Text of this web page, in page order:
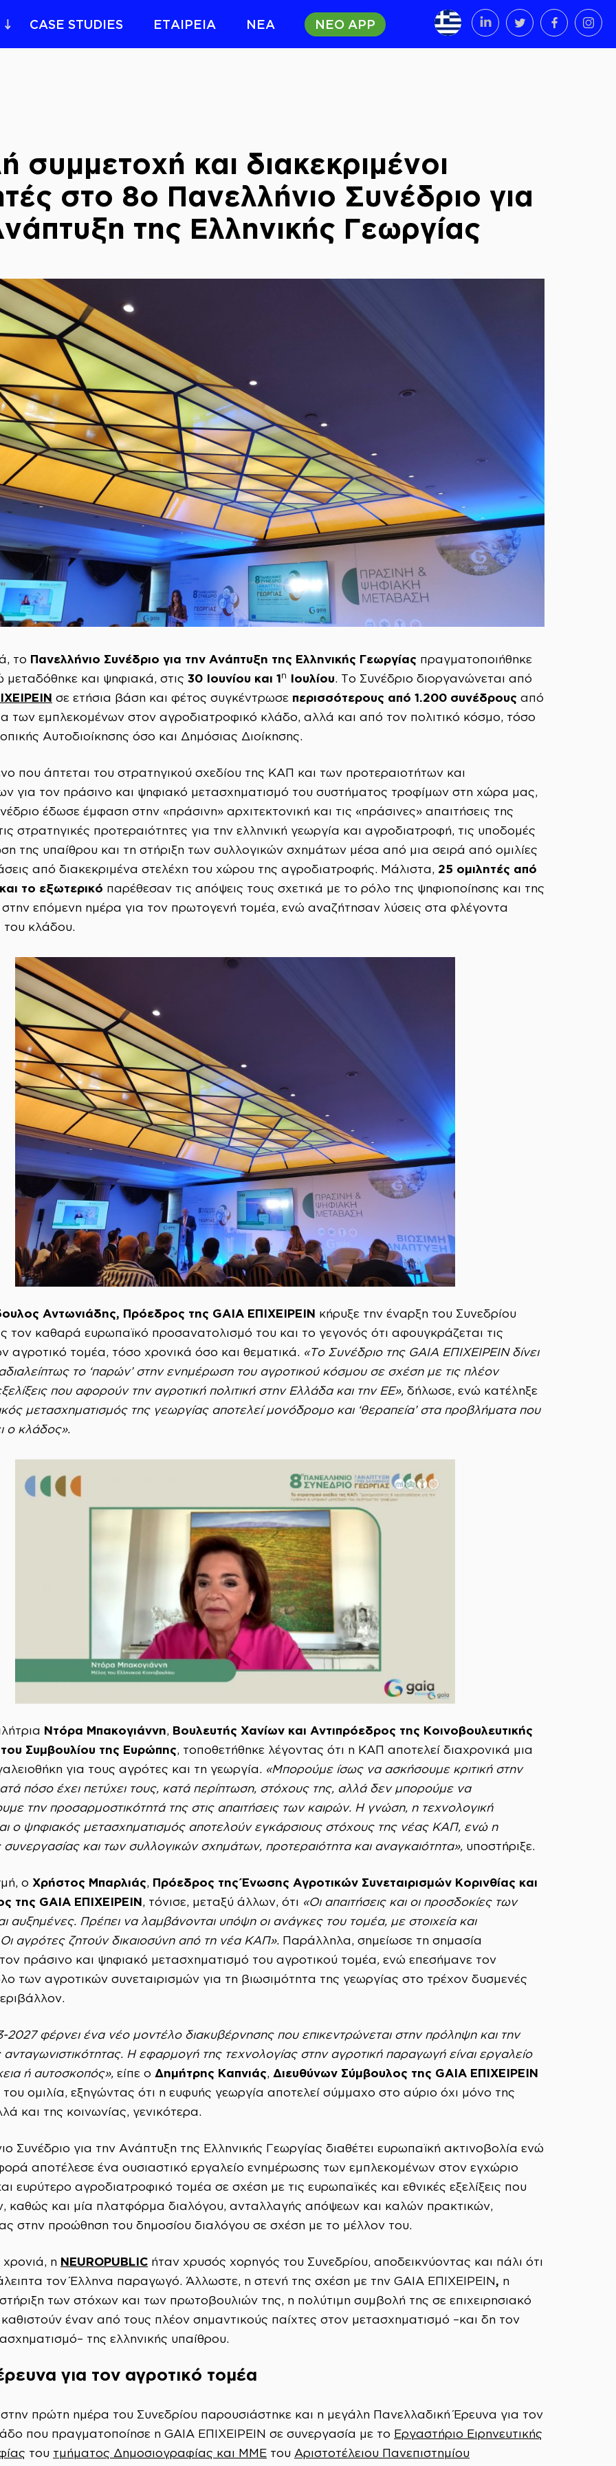
CASE STUDIES ΕΤΑΙΡΕΙΑ ΝΕΑ ΝΕΟ APP
συμμετοχή και διακεκριμένοι
στο 8ο Πανελλήνιο Συνέδριο για
της Ελληνικής Γεωργίας
το Πανελλήνιο Συνέδριο για την Ανάπτυξη της Ελληνικής Γεωργίας πραγματοποιήθηκε
και ψηφιακά, στις 30 Ιουνίου και 1η Ιουλίου. Το Συνέδριο διοργανώνεται από
σε ετήσια βάση και φέτος συγκέντρωσε περισσότερους από 1.200 συνέδρους από
των εμπλεκομένων στον αγροδιατροφικό κλάδο, αλλά και από τον πολιτικό κόσμο, τόσο
Αυτοδιοίκησης όσο και Δημόσιας Διοίκησης.
που άπτεται του στρατηγικού σχεδίου της ΚΑΠ και των προτεραιοτήτων και
για τον πράσινο και ψηφιακό μετασχηματισμό του συστήματος τροφίμων στη χώρα μας,
έδωσε έμφαση στην «πράσινη» αρχιτεκτονική και τις «πράσινες» απαιτήσεις της
στρατηγικές προτεραιότητες για την ελληνική γεωργία και αγροδιατροφή, τις υποδομές
της υπαίθρου και τη στήριξη των συλλογικών σχημάτων μέσα από μια σειρά από ομιλίες
από διακεκριμένα στελέχη του χώρου της αγροδιατροφής. Μάλιστα, 25 ομιλητές από
το εξωτερικό παρέθεσαν τις απόψεις τους σχετικά με το ρόλο της ψηφιοποίησης και της
στην επόμενη ημέρα για τον πρωτογενή τομέα, ενώ αναζήτησαν λύσεις στα φλέγοντα
κλάδου.
Αντωνιάδης, Πρόεδρος της GAIA ΕΠΙΧΕΙΡΕΙΝ κήρυξε την έναρξη του Συνεδρίου
τον καθαρά ευρωπαϊκό προσανατολισμό του και το γεγονός ότι αφουγκράζεται τις
αγροτικό τομέα, τόσο χρονικά όσο και θεματικά. «Το Συνέδριο της GAIA ΕΠΙΧΕΙΡΕΙΝ δίνει
το ‘παρών’ στην ενημέρωση του αγροτικού κόσμου σε σχέση με τις πλέον
που αφορούν την αγροτική πολιτική στην Ελλάδα και την ΕΕ», δήλωσε, ενώ κατέληξε
μετασχηματισμός της γεωργίας αποτελεί μονόδρομο και ‘θεραπεία’ στα προβλήματα που
ο κλάδος».
Ντόρα Μπακογιάννη Βουλευτής Χανίων και Αντιπρόεδρος της Κοινοβουλευτικής
Συμβουλίου της Ευρώπης , τοποθετήθηκε λέγοντας ότι η ΚΑΠ αποτελεί διαχρονικά μια
για τους αγρότες και τη γεωργία.
«Μπορούμε ίσως να ασκήσουμε κριτική στην
πόσο έχει πετύχει τους, κατά περίπτωση, στόχους της, αλλά δεν μπορούμε να
την προσαρμοστικότητά της στις απαιτήσεις των καιρών. Η γνώση, η τεχνολογική
ο ψηφιακός μετασχηματισμός αποτελούν εγκάρσιους στόχους της νέας ΚΑΠ, ενώ η
συνεργασίας και των συλλογικών σχημάτων, προτεραιότητα και αναγκαιότητα», υποστήριξε.
ο Χρήστος Μπαρλιάς Πρόεδρος της Ένωσης Αγροτικών Συνεταιρισμών Κορινθίας και
της GAIA ΕΠΙΧΕΙΡΕΙΝ , τόνισε, μεταξύ άλλων, ότι «Οι απαιτήσεις και οι προσδοκίες των
αυξημένες. Πρέπει να λαμβάνονται υπόψη οι ανάγκες του τομέα, με στοιχεία και
αγρότες ζητούν δικαιοσύνη από τη νέα ΚΑΠ». Παράλληλα, σημείωσε τη σημασία
πράσινο και ψηφιακό μετασχηματισμό του αγροτικού τομέα
ενώ επεσήμανε τον
των αγροτικών συνεταιρισμών για τη βιωσιμότητα της γεωργίας στο τρέχον δυσμενές
φέρνει ένα νέο μοντέλο διακυβέρνησης που επικεντρώνεται στην πρόληψη και την
ανταγωνιστικότητας. Η εφαρμογή της τεχνολογίας στην αγροτική παραγωγή είναι εργαλείο
ή αυτοσκοπός», είπε ο Δημήτρης Καπνιάς Διευθύνων Σύμβουλος της GAIA ΕΠΙΧΕΙΡΕΙΝ
του ομιλία, εξηγώντας ότι η ευφυής γεωργία αποτελεί σύμμαχο στο αύριο όχι μόνο της
και της κοινωνίας, γενικότερα.
Συνέδριο για την Ανάπτυξη της Ελληνικής Γεωργίας διαθέτει ευρωπαϊκή ακτινοβολία ενώ
αποτέλεσε ένα ουσιαστικό εργαλείο ενημέρωσης των εμπλεκομένων στον εγχώριο
ευρύτερο αγροδιατροφικό τομέα σε σχέση με τις ευρωπαϊκές και εθνικές εξελίξεις που
καθώς και μία πλατφόρμα διαλόγου, ανταλλαγής απόψεων και καλών πρακτικών,
στην προώθηση του δημοσίου διαλόγου σε σχέση με το μέλλον του.
η NEUROPUBLIC ήταν χρυσός χορηγός του Συνεδρίου, αποδεικνύοντας και πάλι ότι
τον Έλληνα παραγωγό. Άλλωστε, η στενή της σχέση με την GAIA EΠΙΧΕΙΡΕΙΝ, η
των στόχων και των πρωτοβουλιών της, η πολύτιμη συμβολή της σε επιχειρησιακό
καθιστούν έναν από τους πλέον σημαντικούς παίχτες στον μετασχηματισμό –και δη τον
της ελληνικής υπαίθρου.
για τον αγροτικό τομέα
πρώτη ημέρα του Συνεδρίου παρουσιάστηκε και η μεγάλη Πανελλαδική Έρευνα για τον
που πραγματοποίησε η GAIA ΕΠΙΧΕΙΡΕΙΝ σε συνεργασία με το Εργαστήριο Ειρηνευτικής
του τμήματος Δημοσιογραφίας και ΜΜΕ του Αριστοτέλειου Πανεπιστημίου